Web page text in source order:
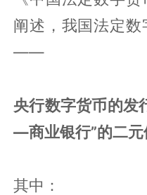
阐述，我国法定
——
央行数字货币的发
—商业银行”的二元
其中：